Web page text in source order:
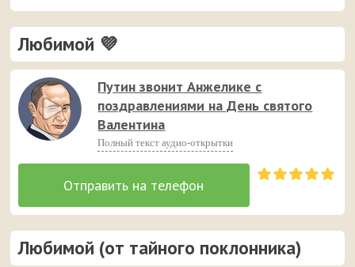
уверены, ей точно понравится – и неожиданный
звонок и такое весёлое аудио признание ❤ 👏
Любимой 💜
Путин звонит Анжелике с
поздравлениями на День святого
Валентина
Полный текст аудио-открытки
Любимой (от тайного поклонника)